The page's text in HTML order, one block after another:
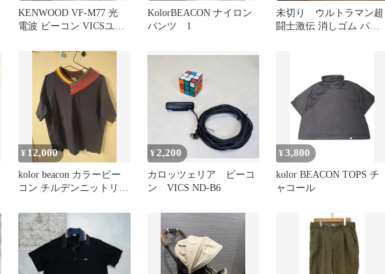
KENWOOD VF-M77 光
電波 ビーコン VICSユニ
KolorBEACON ナイロン
パンツ 1
未切り ウルトラマン超
闘士激伝 消しゴム パー
¥ 12,000
kolor beacon カラービー
コン チルデンニットリブ
¥2,200
カロッツェリア ビーコ
ン VICS ND-B6
¥3,800
kolor BEACON TOPS チ
ャコール